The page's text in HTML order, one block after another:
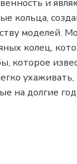
и
кольца,
моделей.
колец,
которое
на долгие